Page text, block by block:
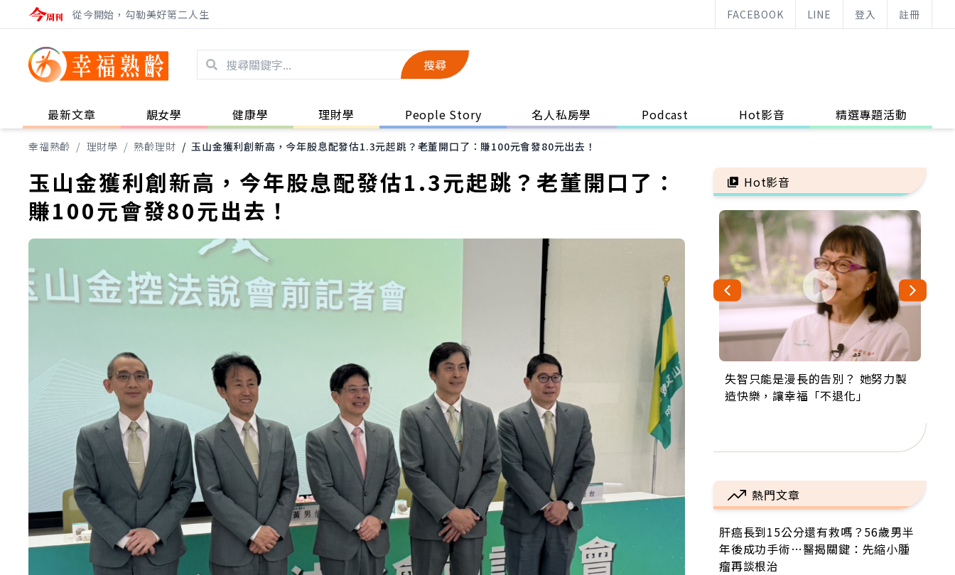
從今開始，勾勒美好第二人生 FACEBOOK LINE 登入 註冊
搜尋
最新文章 靚女學 健康學 理財學 People Story 名人私房學 Podcast Hot影音 精選專題活動
幸福熟齡 / 理財學 / 熟齡理財 / 玉山金獲利創新高，今年股息配發估1.3元起跳？老董開口了：賺100元會發80元出去！
玉山金獲利創新高，今年股息配發估1.3元起跳？老董開口了：
賺100元會發80元出去！
Hot影音
失智只能是漫長的告別？ 她努力製
造快樂，讓幸福「不退化」
來自剛果的巧克力神父 為台灣奉獻
36年 「台灣是我的家，我連作夢都
63歲卸矽谷副總、搬回台灣找快
樂！「蛋黃哥小丑」走進安養院，
104歲打破金氏世界紀錄 成為全球
最年長羽球選手，分享長壽的秘密
事業巔峰他選擇追夢…黑手阿伯拉
小提琴還登上小巨蛋！連CNN都大
熱門文章
肝癌長到15公分還有救嗎？56歲男半
年後成功手術…醫揭關鍵：先縮小腫
瘤再談根治